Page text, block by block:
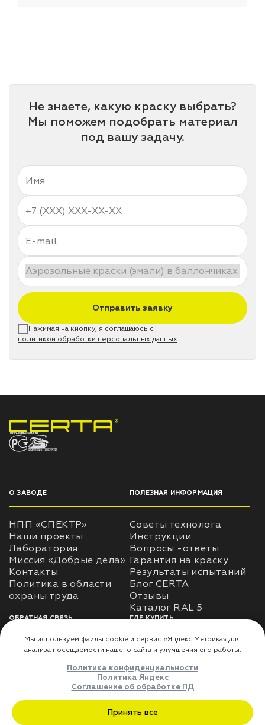
Не знаете, какую краску выбрать?
Мы поможем подобрать материал
под вашу задачу.
Отправить заявку
Нажимая на кнопку, я соглашаюсь с
политикой обработки персональных данных
НПП «СПЕКТР» ЗАВОД ЛАКОКРАСОЧНЫХ МАТЕРИАЛОВ
О ЗАВОДЕ
НПП «СПЕКТР»
Наши проекты
Лаборатория
Миссия «Добрые дела»
Контакты
Политика в области
ПОЛЕЗНАЯ ИНФОРМАЦИЯ
Советы технолога
Инструкции
Вопросы -ответы
Гарантия на краску
Результаты испытаний
Блог CERTA
Отзывы
Каталог RAL 5
ОБРАТНАЯ СВЯЗЬ
Использование
использования личных
Оферта
ГДЕ КУПИТЬ
Доставка
Где купить
ДЛЯ ПАРТНЁРОВ